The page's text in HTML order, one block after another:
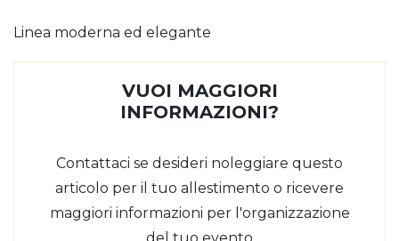
Linea moderna ed elegante
VUOI MAGGIORI
INFORMAZIONI?
Contattaci se desideri noleggiare questo
articolo per il tuo allestimento o ricevere
maggiori informazioni per l'organizzazione